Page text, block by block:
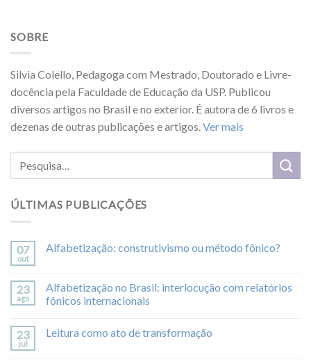
SOBRE
Silvia Colello, Pedagoga com Mestrado, Doutorado e Livre-
docência pela Faculdade de Educação da USP. Publicou
diversos artigos no Brasil e no exterior. É autora de 6 livros e
dezenas de outras publicações e artigos.Ver mais
ÚLTIMAS PUBLICAÇÕES
07
out
Alfabetização: construtivismo ou método fônico?
23
ago
Alfabetização no Brasil: interlocução com relatórios
fônicos internacionais
23
jul
Leitura como ato de transformação